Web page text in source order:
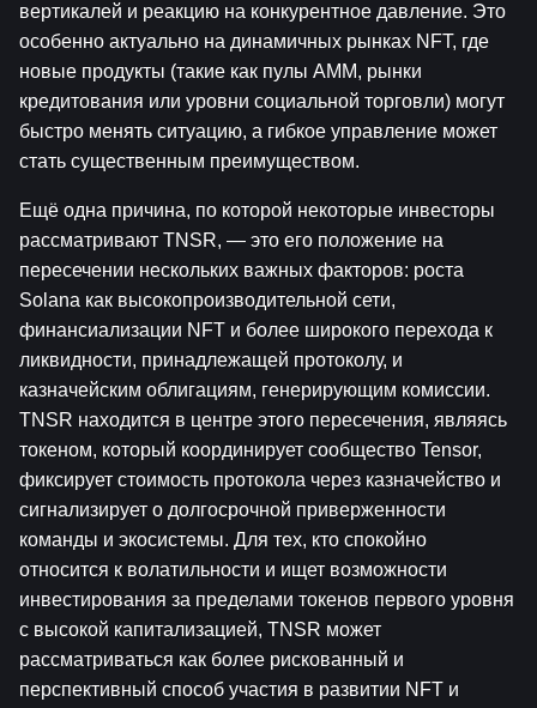
вертикалей и реакцию на конкурентное давление. Это
особенно актуально на динамичных рынках NFT, где
новые продукты (такие как пулы AMM, рынки
кредитования или уровни социальной торговли) могут
быстро менять ситуацию, а гибкое управление может
стать существенным преимуществом.
Ещё одна причина, по которой некоторые инвесторы
рассматривают TNSR, — это его положение на
пересечении нескольких важных факторов: роста
Solana как высокопроизводительной сети,
финансиализации NFT и более широкого перехода к
ликвидности, принадлежащей протоколу, и
казначейским облигациям, генерирующим комиссии.
TNSR находится в центре этого пересечения, являясь
токеном, который координирует сообщество Tensor,
фиксирует стоимость протокола через казначейство и
сигнализирует о долгосрочной приверженности
команды и экосистемы. Для тех, кто спокойно
относится к волатильности и ищет возможности
инвестирования за пределами токенов первого уровня
с высокой капитализацией, TNSR может
рассматриваться как более рискованный и
перспективный способ участия в развитии NFT и